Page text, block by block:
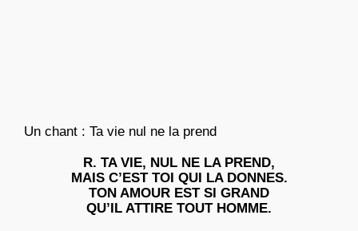
Un chant : Ta vie nul ne la prend
R. TA VIE, NUL NE LA PREND,
MAIS C’EST TOI QUI LA DONNES.
TON AMOUR EST SI GRAND
QU’IL ATTIRE TOUT HOMME.